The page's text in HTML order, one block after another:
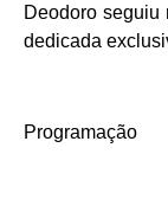
Deodoro seguiu
dedicada
Programação